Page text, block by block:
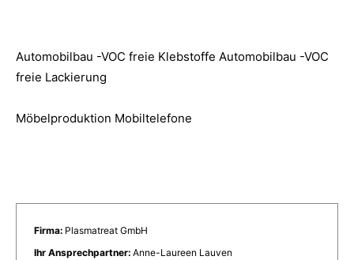
Automobilbau -VOC freie Klebstoffe Automobilbau -VOC
freie Lackierung
Möbelproduktion Mobiltelefone
Firma: Plasmatreat GmbH
Ihr Ansprechpartner: Anne-Laureen Lauven